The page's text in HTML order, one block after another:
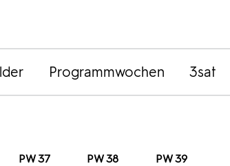
Programmwochen 3sat
PW 37 PW 38 PW 39